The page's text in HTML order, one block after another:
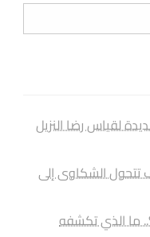
لقياس رضا النزيل
تتحول الشكاوى إلى
ما الذي تكشفه